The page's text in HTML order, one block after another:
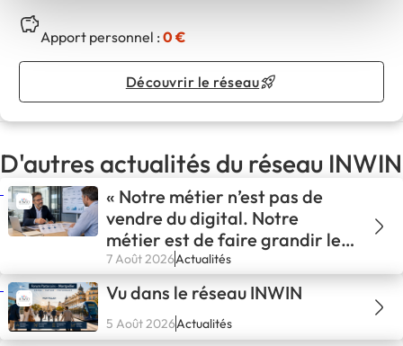
Apport personnel :0 €
Découvrir le réseau
D'autres actualités du réseau INWIN
« Notre métier n’est pas de
vendre du digital. Notre
métier est de faire grandir les
entreprises. »
7 Août 2026Actualités
Vu dans le réseau INWIN
5 Août 2026Actualités